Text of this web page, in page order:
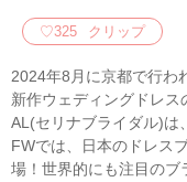
♡325 クリップ
2024年8月に京都で行わ
新作ウェディングドレス
AL(セリナブライダル)は
FWでは、日本のドレス
場！世界的にも注目の